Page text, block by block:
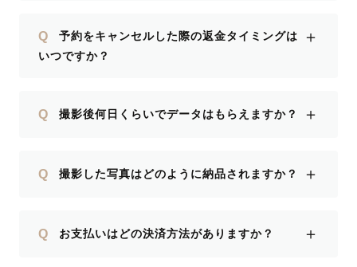
Q
予約をキャンセルした際の返金タイミングは
いつですか？
＋
Q 撮影後何日くらいでデータはもらえますか？ ＋
Q 撮影した写真はどのように納品されますか？ ＋
Q お支払いはどの決済方法がありますか？ ＋